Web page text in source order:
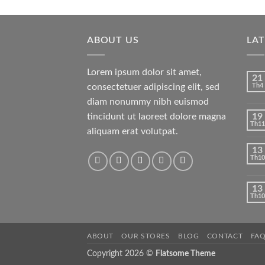
3.505
là:
tại
ABOUT US
Lorem ipsum dolor sit amet,
consectetuer adipiscing elit, sed
diam nonummy nibh euismod
tincidunt ut laoreet dolore magna
aliquam erat volutpat.
21
Th4
19
Th11
13
Th10
13
Th10
ABOUT OUR STORES BLOG CONTACT FAQ
Copyright 2026 © Flatsome Theme